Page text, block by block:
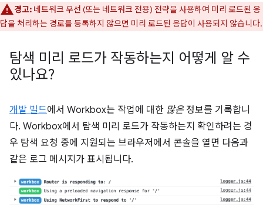
경고: 네트워크 우선 (또는 네트워크 전용) 전략을 사용하여 미리 로드된 응
답을 처리하는 경로를 등록하지 않으면 미리 로드된 응답이 사용되지 않습니다.
탐색 미리 로드가 작동하는지 어떻게 알 수
있나요?
개발 빌드에서 Workbox는 작업에 대한 많은정보를 기록합니
다. Workbox에서 탐색 미리 로드가 작동하는지 확인하려는 경
우 탐색 요청 중에 지원되는 브라우저에서 콘솔을 열면 다음과
같은 로그 메시지가 표시됩니다.